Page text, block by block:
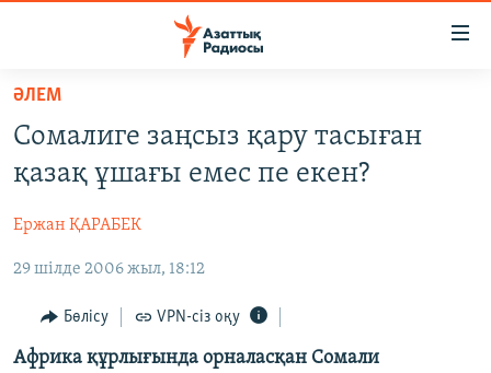
Skip
main
content
to
Navigation
Search
AZATTYQTV
ҚАҢТАР ОҚИҒАСЫ
АДАМ ҚҰҚЫҚТАРЫ
ӘЛЕУМЕТ
ӘЛЕМ
ӘЛЕМ
Сомалиге заңсыз қару тасыған
қазақ ұшағы емес пе екен?
Ержан ҚАРАБЕК
29 шілде 2006 жыл, 18:12
Бөлісу VPN-сіз оқу
Африка құрлығында орналасқан Сомали